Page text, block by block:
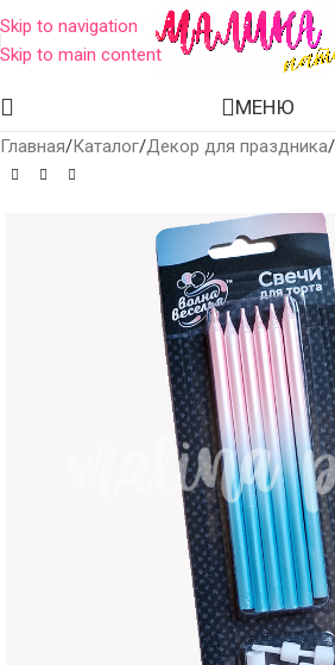
Skip to navigation
Skip to main content
МЕНЮ
Главная Каталог Декор для праздника